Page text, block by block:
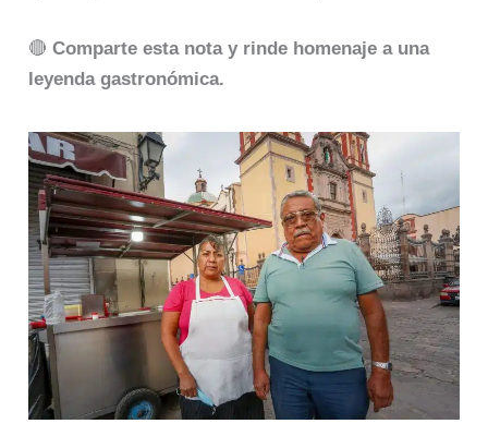
🔴Comparte esta nota y rinde homenaje a una
leyenda gastronómica.